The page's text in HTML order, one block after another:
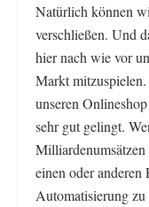
Natürlich können
verschließen. Und
hier nach wie vor
Markt
unseren
sehr gut gelingt.
einen oder
Automatisierung